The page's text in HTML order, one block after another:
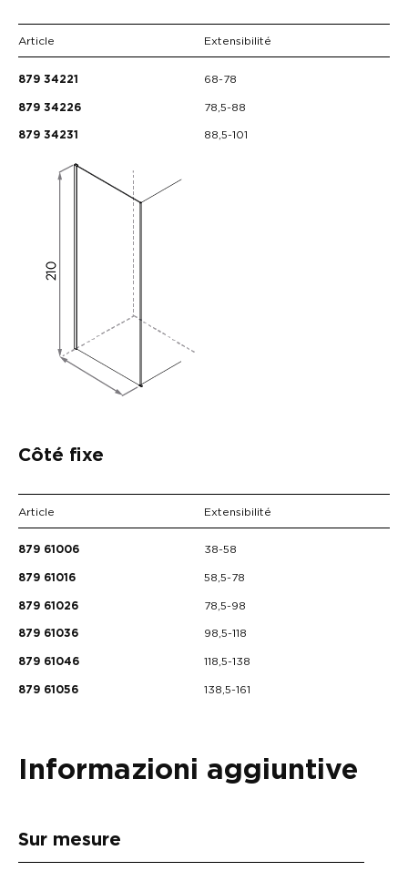
Article Extensibilité
879 34221 68-78
879 34226 78,5-88
879 34231 88,5-101
Côté fixe
Article Extensibilité
879 61006 38-58
879 61016 58,5-78
879 61026 78,5-98
879 61036 98,5-118
879 61046 118,5-138
879 61056 138,5-161
Informazioni aggiuntive
Sur mesure